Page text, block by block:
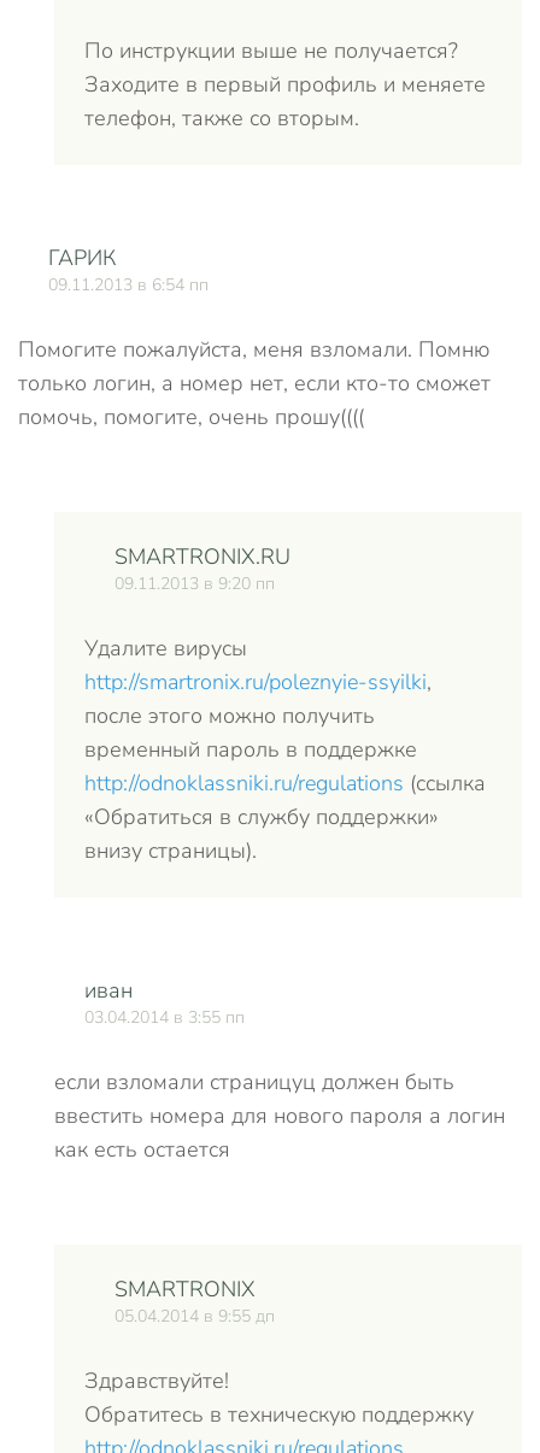
По инструкции выше не получается?
Заходите в первый профиль и меняете
телефон, также со вторым.
ГАРИК
09.11.2013 в 6:54 пп
Помогите пожалуйста, меня взломали. Помню
только логин, а номер нет, если кто-то сможет
помочь, помогите, очень прошу((((
SMARTRONIX.RU
09.11.2013 в 9:20 пп
Удалите вирусы
http://smartronix.ru/poleznyie-ssyilki,
после этого можно получить
временный пароль в поддержке
http://odnoklassniki.ru/regulations (ссылка
«Обратиться в службу поддержки»
внизу страницы).
иван
03.04.2014 в 3:55 пп
если взломали страницуц должен быть
ввестить номера для нового пароля а логин
как есть остается
SMARTRONIX
05.04.2014 в 9:55 дп
Здравствуйте!
Обратитесь в техническую поддержку